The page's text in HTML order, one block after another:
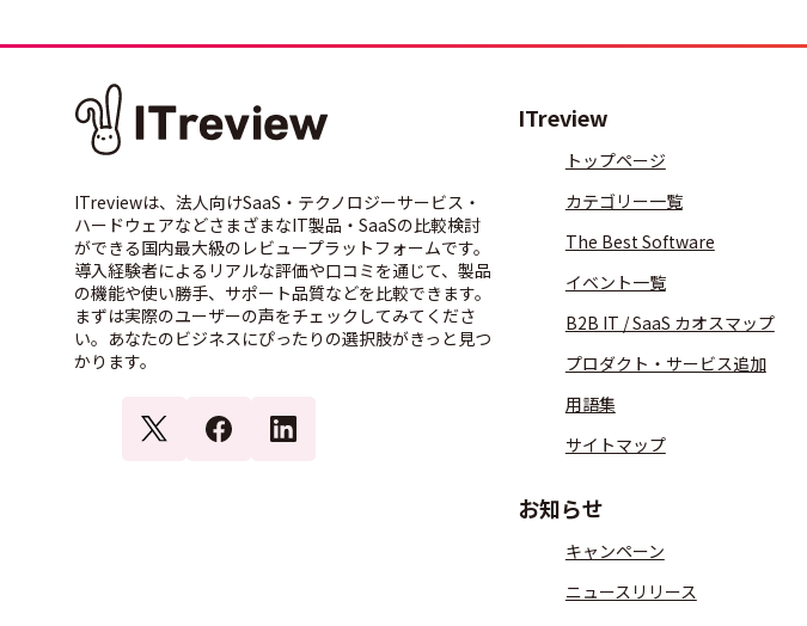
ITreviewは、法人向けSaaS・テクノロジーサービス・
ハードウェアなどさまざまなIT製品・SaaSの比較検討
ができる国内最大級のレビュープラットフォームです。
導入経験者によるリアルな評価や口コミを通じて、製品
の機能や使い勝手、サポート品質などを比較できます。
まずは実際のユーザーの声をチェックしてみてくださ
い。あなたのビジネスにぴったりの選択肢がきっと見つ
かります。
ITreview
トップページ
カテゴリー一覧
The Best Software
イベント一覧
B2B IT / SaaS カオスマップ
プロダクト・サービス追加
用語集
サイトマップ
お知らせ
キャンペーン
ニュースリリース